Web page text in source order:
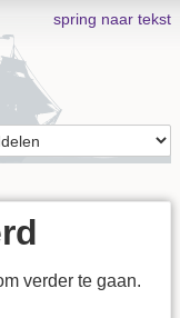
spring naar tekst
verder te gaan.